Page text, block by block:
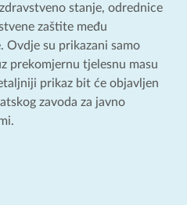
stanje, odrednice
zaštite među
Ovdje su prikazani samo
prekomjernu tjelesnu masu
prikaz bit će objavljen
zavoda za javno